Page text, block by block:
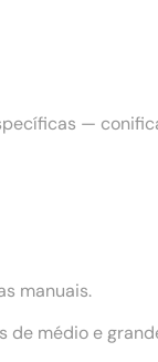
—
manuais.
de médio e